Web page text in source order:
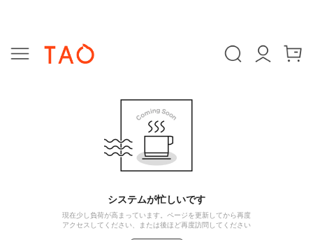
システムが忙しいです
現在少し負荷が高まっています。ページを更新してから再度
アクセスしてください、または後ほど再度訪問してください